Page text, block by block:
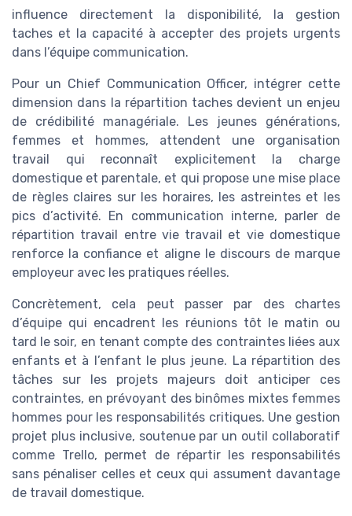
influence directement la disponibilité, la gestion
taches et la capacité à accepter des projets urgents
dans l’équipe communication.
Pour un Chief Communication Officer, intégrer cette
dimension dans la répartition taches devient un enjeu
de crédibilité managériale. Les jeunes générations,
femmes et hommes, attendent une organisation
travail qui reconnaît explicitement la charge
domestique et parentale, et qui propose une mise place
de règles claires sur les horaires, les astreintes et les
pics d’activité. En communication interne, parler de
répartition travail entre vie travail et vie domestique
renforce la confiance et aligne le discours de marque
employeur avec les pratiques réelles.
Concrètement, cela peut passer par des chartes
d’équipe qui encadrent les réunions tôt le matin ou
tard le soir, en tenant compte des contraintes liées aux
enfants et à l’enfant le plus jeune. La répartition des
tâches sur les projets majeurs doit anticiper ces
contraintes, en prévoyant des binômes mixtes femmes
hommes pour les responsabilités critiques. Une gestion
projet plus inclusive, soutenue par un outil collaboratif
comme Trello, permet de répartir les responsabilités
sans pénaliser celles et ceux qui assument davantage
de travail domestique.